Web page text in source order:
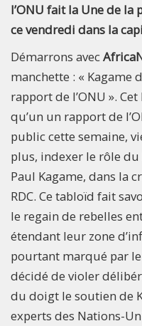
l’ONU fait la Une de
ce vendredi dans la
Démarrons avec
manchette : « Kagame
rapport de l’ONU ».
qu’un un rapport de
public cette semaine,
plus, indexer le rôle
Paul Kagame, dans la
RDC. Ce tabloïd fait
le regain de rebelles
étendant leur zone
pourtant marqué par
décidé de violer
du doigt le soutien de
experts des Nations-